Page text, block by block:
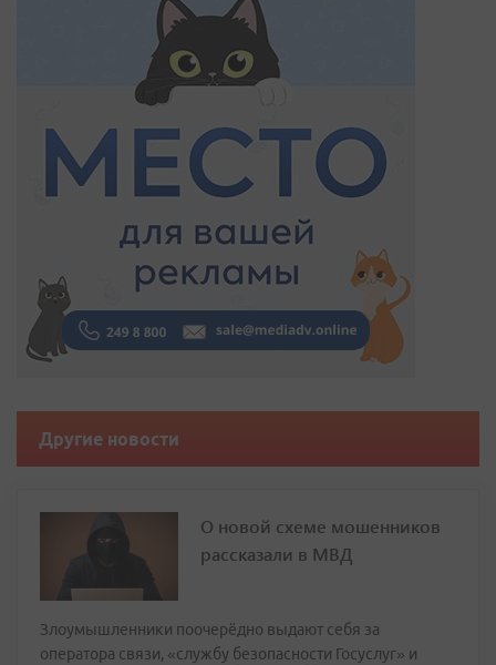
Другие новости
О новой схеме мошенников
рассказали в МВД
Злоумышленники поочерёдно выдают себя за
оператора связи, «службу безопасности Госуслуг» и